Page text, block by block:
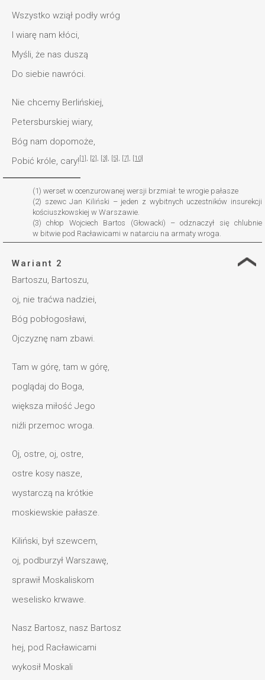
Wszystko wziął podły wróg
I wiarę nam kłóci,
Myśli, że nas duszą
Do siebie nawróci.
Nie chcemy Berlińskiej,
Petersburskiej wiary,
Bóg nam dopomoże,
Pobić króle, cary! [1] , [2] , [3] , [5] , [7] , [10]
(1) werset w ocenzurowanej wersji brzmiał: te wrogie pałasze
(2) szewc Jan Kiliński – jeden z wybitnych uczestników insurekcji
kościuszkowskiej w Warszawie.
(3) chłop Wojciech Bartos (Głowacki) – odznaczył się chlubnie
w bitwie pod Racławicami w natarciu na armaty wroga.
Wariant 2
Bartoszu, Bartoszu,
oj, nie traćwa nadziei,
Bóg pobłogosławi,
Ojczyznę nam zbawi.
Tam w górę, tam w górę,
poglądaj do Boga,
większa miłość Jego
niźli przemoc wroga.
Oj, ostre, oj, ostre,
ostre kosy nasze,
wystarczą na krótkie
moskiewskie pałasze.
Kiliński, był szewcem,
oj, podburzył Warszawę,
sprawił Moskaliskom
weselisko krwawe.
Nasz Bartosz, nasz Bartosz
hej, pod Racławicami
wykosił Moskali